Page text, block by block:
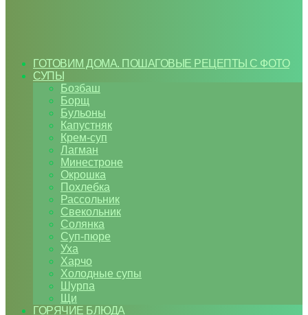
ГОТОВИМ ДОМА. ПОШАГОВЫЕ РЕЦЕПТЫ С ФОТО
СУПЫ
Бозбаш
Борщ
Бульоны
Капустняк
Крем-суп
Лагман
Минестроне
Окрошка
Похлебка
Рассольник
Свекольник
Солянка
Суп-пюре
Уха
Харчо
Холодные супы
Шурпа
Щи
ГОРЯЧИЕ БЛЮДА